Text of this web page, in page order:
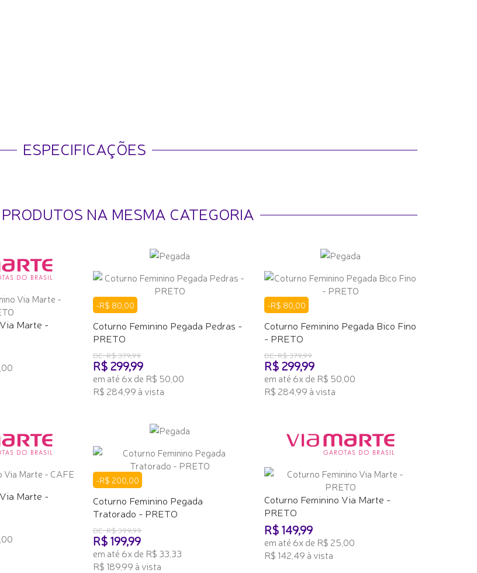
ESPECIFICAÇÕES
NA MESMA CATEGORIA
Marte -
-R$ 80,00
Coturno Feminino Pegada Pedras -
PRETO
DE: R$ 379,99
R$ 299,99
em até 6x de R$ 50,00
R$ 284,99 à vista
-R$ 80,00
Coturno Feminino Pegada Bico Fino
- PRETO
DE: R$ 379,99
R$ 299,99
em até 6x de R$ 50,00
R$ 284,99 à vista
Marte -
-R$ 200,00
Coturno Feminino Pegada
Tratorado - PRETO
DE: R$ 399,99
R$ 199,99
em até 6x de R$ 33,33
R$ 189,99 à vista
Coturno Feminino Via Marte -
PRETO
R$ 149,99
em até 6x de R$ 25,00
R$ 142,49 à vista